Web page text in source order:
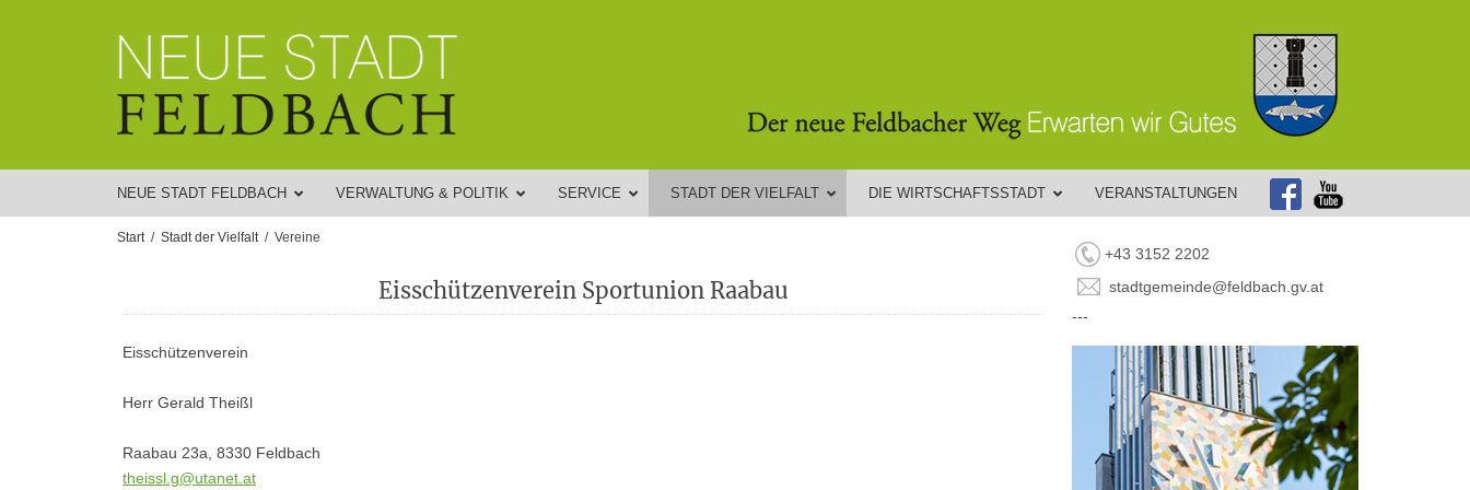
NEUE STADT FELDBACH VERWALTUNG & POLITIK SERVICE STADT DER VIELFALT DIE WIRTSCHAFTSSTADT VERANSTALTUNGEN
Start Stadt der Vielfalt Vereine
Eisschützenverein Sportunion Raabau
Eisschützenverein
Herr Gerald Theißl
Raabau 23a, 8330 Feldbach
theissl.g@utanet.at
+43 3152 2202
stadtgemeinde@feldbach.gv.at
---